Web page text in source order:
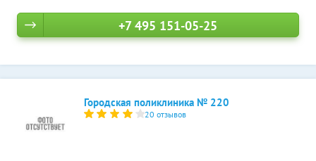
+7 495 151-05-25
Городская поликлиника № 220
20 отзывов